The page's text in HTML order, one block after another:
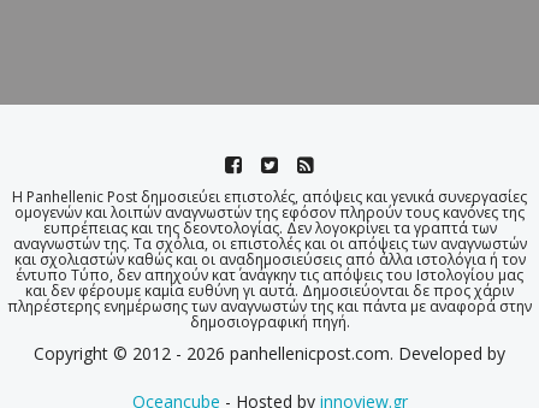
Η Panhellenic Post δημοσιεύει επιστολές, απόψεις και γενικά συνεργασίες
ομογενών και λοιπών αναγνωστών της εφόσον πληρούν τους κανόνες της
ευπρέπειας και της δεοντολογίας. Δεν λογοκρίνει τα γραπτά των
αναγνωστών της. Τα σχόλια, οι επιστολές και οι απόψεις των αναγνωστών
και σχολιαστών καθώς και οι αναδημοσιεύσεις από άλλα ιστολόγια ή τον
έντυπο Τύπο, δεν απηχούν κατ΄ ανάγκην τις απόψεις του Ιστολογίου μας
και δεν φέρουμε καμία ευθύνη γι αυτά. Δημοσιεύονται δε προς χάριν
πληρέστερης ενημέρωσης των αναγνωστών της και πάντα με αναφορά στην
δημοσιογραφική πηγή.
Copyright © 2012 - 2026 panhellenicpost.com. Developed by
Oceancube - Hosted by innoview.gr